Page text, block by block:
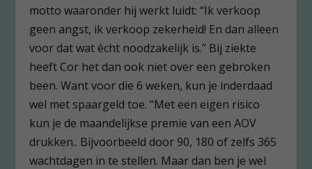
motto waaronder hij werkt luidt: “Ik verkoop
geen angst, ik verkoop zekerheid! En dan alleen
voor dat wat écht noodzakelijk is.” Bij ziekte
heeft Cor het dan ook niet over een gebroken
been. Want voor die 6 weken, kun je inderdaad
wel met spaargeld toe. “Met een eigen risico
kun je de maandelijkse premie van een AOV
drukken.. Bijvoorbeeld door 90, 180 of zelfs 365
wachtdagen in te stellen. Maar dan ben je wel